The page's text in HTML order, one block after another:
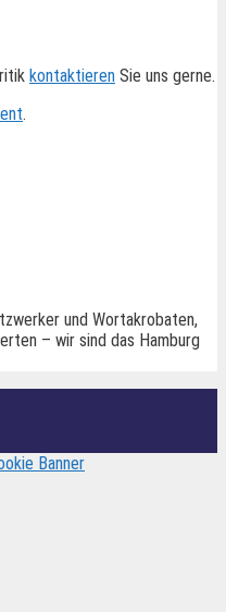
kontaktieren Sie uns gerne.
.
und Wortakrobaten,
– wir sind das Hamburg
Banner